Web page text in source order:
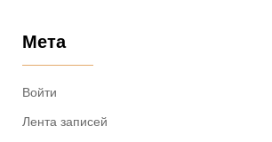
Мета
Войти
Лента записей